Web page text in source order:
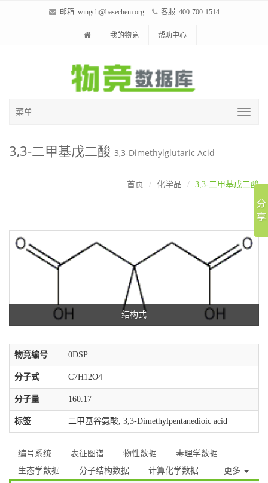
邮箱: wingch@basechem.org 客服: 400-700-1514
我的物竞 帮助中心
菜单
3,3-二甲基戊二酸 3,3-Dimethylglutaric Acid
首页 化学品 3,3-二甲基戊二酸
结构式
物竞编号 0DSP
分子式 C7H12O4
分子量 160.17
标签 二甲基谷氨酸, 3,3-Dimethylpentanedioic acid
编号系统 表征图谱 物性数据
毒理学数据
生态学数据
分子结构数据 计算化学数据 更多